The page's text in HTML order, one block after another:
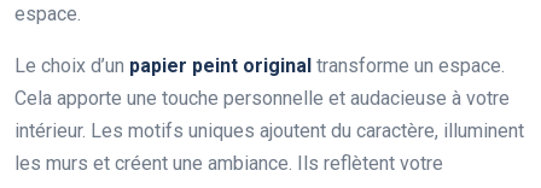
espace.
Le choix d’un papier peint original transforme un espace.
Cela apporte une touche personnelle et audacieuse à votre
intérieur. Les motifs uniques ajoutent du caractère, illuminent
les murs et créent une ambiance. Ils reflètent votre